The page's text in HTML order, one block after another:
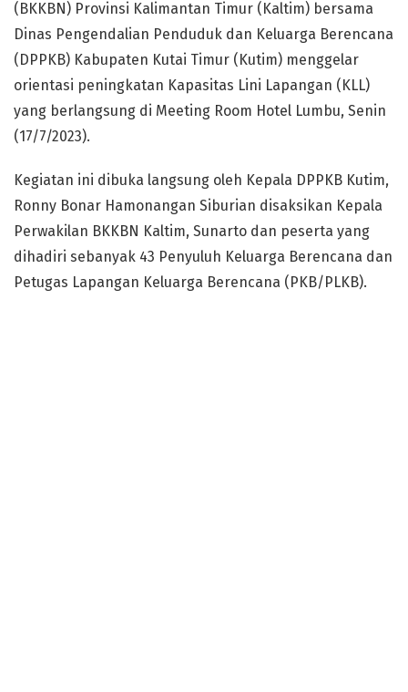
(BKKBN) Provinsi Kalimantan Timur (Kaltim) bersama
Dinas Pengendalian Penduduk dan Keluarga Berencana
(DPPKB) Kabupaten Kutai Timur (Kutim) menggelar
orientasi peningkatan Kapasitas Lini Lapangan (KLL)
yang berlangsung di Meeting Room Hotel Lumbu, Senin
(17/7/2023).
Kegiatan ini dibuka langsung oleh Kepala DPPKB Kutim,
Ronny Bonar Hamonangan Siburian disaksikan Kepala
Perwakilan BKKBN Kaltim, Sunarto dan peserta yang
dihadiri sebanyak 43 Penyuluh Keluarga Berencana dan
Petugas Lapangan Keluarga Berencana (PKB/PLKB).